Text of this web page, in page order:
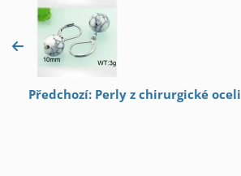
Předchozí: Perly z chirurgické oceli